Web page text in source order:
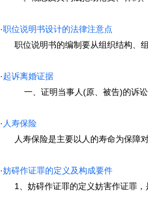
·职位说明书设计的法律注意点
职位说明书的编制要从组织结构、组
·起诉离婚证据
一、证明当事人(原、被告)的诉
· 人寿保险
人寿保险是主要以人的寿命为保障对
·妨碍作证罪的定义及构成要件
1、妨碍作证罪的定义妨害作证罪，